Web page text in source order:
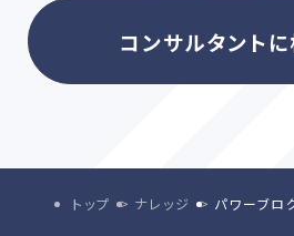
コンサルタント
トップ ナレッジ パワーブロ